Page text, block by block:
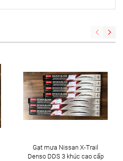
Gạt mưa Nissan X-Trail
Denso DDS 3 khúc cao cấp